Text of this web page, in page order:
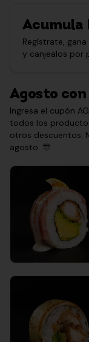
Acumula
Regístrate,
y canjealos por
Agosto con
Ingresa el cupón
todos los
otros descuentos.
agosto. 🎊